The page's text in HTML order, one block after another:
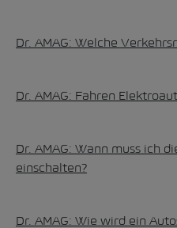
Dr. AMAG: Welche
Dr. AMAG: Fahren
Dr. AMAG: Wann muss ich
einschalten?
Dr. AMAG: Wie wird ein